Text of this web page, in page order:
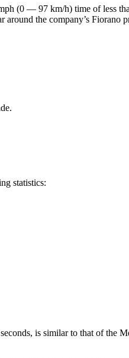
(0 — 97 km/h) time of
the company’s Fiorano
statistics:
is similar to that of